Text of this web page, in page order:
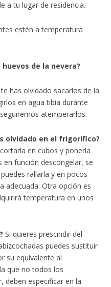
a tu lugar de residencia.
estén a temperatura
de la nevera?
has olvidado sacarlos de la
en agua tibia durante
atemperarlos.
olvidado en el frigorífico?
en cubos y ponerla
función descongelar, se
rallarla y en pocos
adecuada. Otra opción es
temperatura en unos
Si quieres prescindir del
puedes sustituir
su equivalente al
que no todos los
deben especificar en la